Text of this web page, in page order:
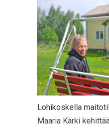
Lohikoskella
Maaria Kärki